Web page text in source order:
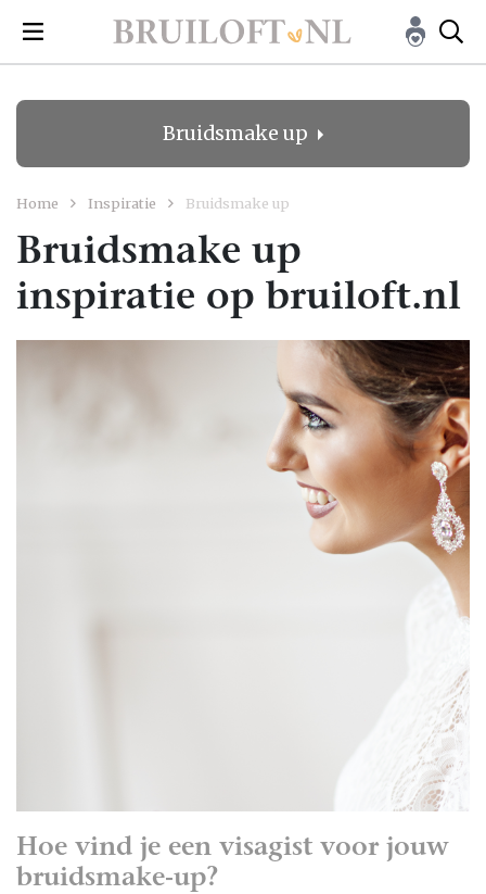
Bruidsmake up
Home Inspiratie Bruidsmake up
Bruidsmake up
inspiratie op bruiloft.nl
Hoe vind je een visagist voor jouw
bruidsmake-up?